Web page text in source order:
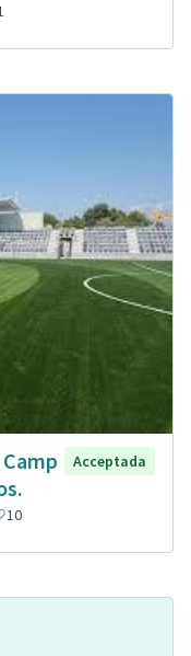
Acceptada
10